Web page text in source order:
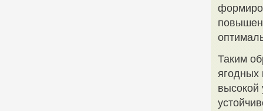
Таким
ягодных
высокой